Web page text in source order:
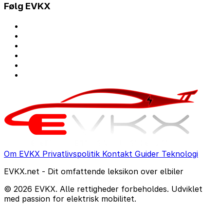
Følg EVKX
Om EVKX Privatlivspolitik Kontakt Guider Teknologi
EVKX.net - Dit omfattende leksikon over elbiler
© 2026 EVKX. Alle rettigheder forbeholdes. Udviklet
med passion for elektrisk mobilitet.